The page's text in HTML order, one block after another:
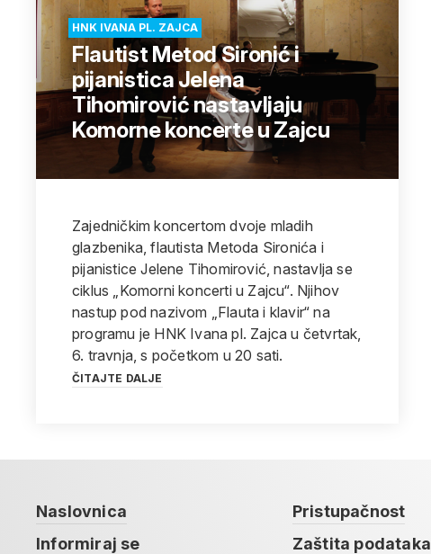
HNK IVANA PL. ZAJCA
Flautist Metod Sironić i
pijanistica Jelena
Tihomirović nastavljaju
Komorne koncerte u Zajcu
Zajedničkim koncertom dvoje mladih
glazbenika, flautista Metoda Sironića i
pijanistice Jelene Tihomirović, nastavlja se
ciklus „Komorni koncerti u Zajcu“. Njihov
nastup pod nazivom „Flauta i klavir“ na
programu je HNK Ivana pl. Zajca u četvrtak,
6. travnja, s početkom u 20 sati.
ČITAJTE DALJE
Naslovnica
Informiraj se
Pristupačnost
Zaštita podataka